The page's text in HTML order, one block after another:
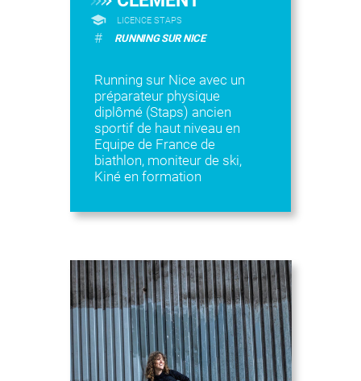
LICENCE STAPS
# RUNNING SUR NICE
Running sur Nice avec un
préparateur physique
diplômé (Staps) ancien
sportif de haut niveau en
Equipe de France de
biathlon, moniteur de ski,
Kiné en formation